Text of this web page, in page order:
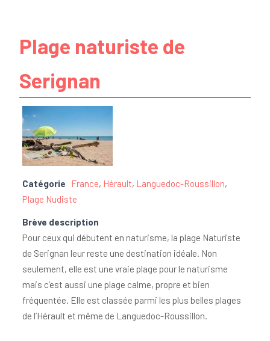
Plage naturiste de
Serignan
Catégorie France, Hérault, Languedoc-Roussillon,
Plage Nudiste
Brève description
Pour ceux qui débutent en naturisme, la plage Naturiste
de Serignan leur reste une destination idéale. Non
seulement, elle est une vraie plage pour le naturisme
mais c’est aussi une plage calme, propre et bien
fréquentée. Elle est classée parmi les plus belles plages
de l’Hérault et même de Languedoc-Roussillon.